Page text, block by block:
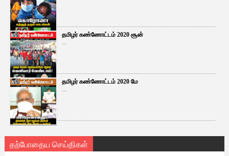
தமிழர் கண்ணோட்டம் 2020 சூன்
...
தமிழர் கண்ணோட்டம் 2020 மே
...
தற்போதைய செய்திகள்